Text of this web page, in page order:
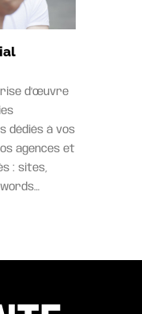
d’œuvre
dédiés à vos
agences et
: sites,